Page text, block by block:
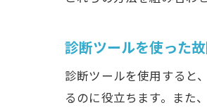
診断ツールを使った
診断ツールを使用すると
るのに役立ちます。また